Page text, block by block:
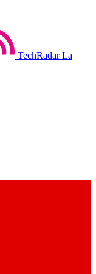
TechRadar La